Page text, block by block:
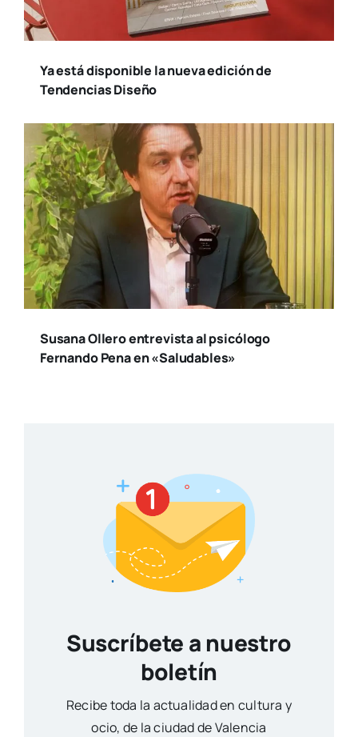
Ya está disponible la nueva edición de
Tendencias Diseño
Susana Ollero entrevista al psicólogo
Fernando Pena en «Saludables»
Suscríbete a nuestro
boletín
Reci­be toda la actua­li­dad en cul­tu­ra y
ocio, de la ciu­dad de Valen­cia